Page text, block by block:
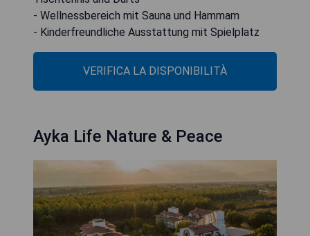
- Wellnessbereich mit Sauna und Hammam
- Kinderfreundliche Ausstattung mit Spielplatz
VERIFICA LA DISPONIBILITÀ
Ayka Life Nature & Peace